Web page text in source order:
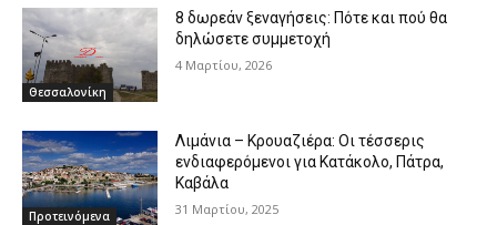
Θεσσαλονίκη
8 δωρεάν ξεναγήσεις: Πότε και πού θα
δηλώσετε συμμετοχή
4 Μαρτίου, 2026
Προτεινόμενα
Λιμάνια – Κρουαζιέρα: Οι τέσσερις
ενδιαφερόμενοι για Κατάκολο, Πάτρα,
Καβάλα
31 Μαρτίου, 2025